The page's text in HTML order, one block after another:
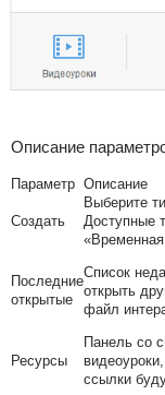
Описание
Параметр Описание
Создать
Выберите
Доступные
Последние
открытые
Список
открыть
файл
Ресурсы
Панель со
ссылки